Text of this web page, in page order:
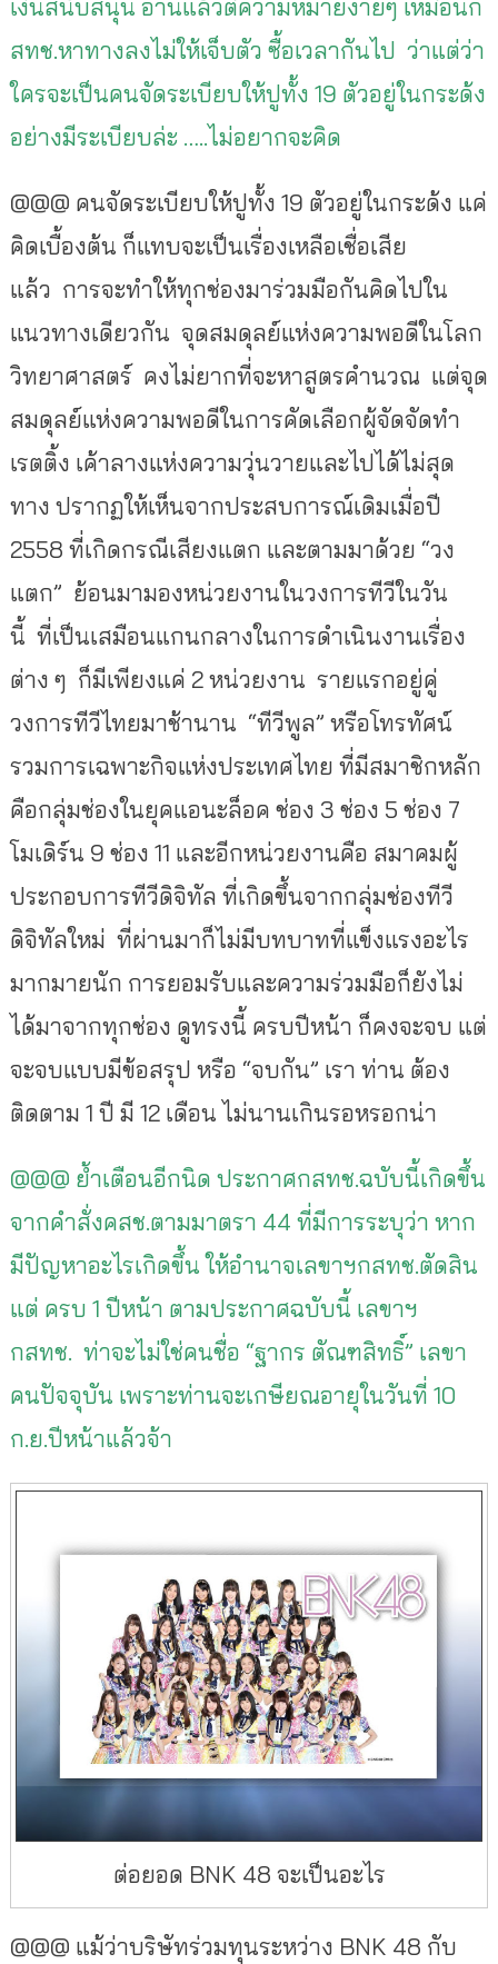
เงินสนับสนุน อ่านแล้วตีความหมายง่ายๆ เหมือนก
สทช.หาทางลงไม่ให้เจ็บตัว ซื้อเวลากันไป ว่าแต่ว่า
ใครจะเป็นคนจัดระเบียบให้ปูทั้ง 19 ตัวอยู่ในกระด้ง
อย่างมีระเบียบล่ะ …..ไม่อยากจะคิด
@@@ คนจัดระเบียบให้ปูทั้ง 19 ตัวอยู่ในกระด้ง แค่
คิดเบื้องต้น ก็แทบจะเป็นเรื่องเหลือเชื่อเสีย
แล้ว การจะทำให้ทุกช่องมาร่วมมือกันคิดไปใน
แนวทางเดียวกัน จุดสมดุลย์แห่งความพอดีในโลก
วิทยาศาสตร์ คงไม่ยากที่จะหาสูตรคำนวณ แต่จุด
สมดุลย์แห่งความพอดีในการคัดเลือกผู้จัดจัดทำ
เรตติ้ง เค้าลางแห่งความวุ่นวายและไปได้ไม่สุด
ทาง ปรากฏให้เห็นจากประสบการณ์เดิมเมื่อปี
2558 ที่เกิดกรณีเสียงแตก และตามมาด้วย “วง
แตก” ย้อนมามองหน่วยงานในวงการทีวีในวัน
นี้ ที่เป็นเสมือนแกนกลางในการดำเนินงานเรื่อง
ต่าง ๆ ก็มีเพียงแค่ 2 หน่วยงาน รายแรกอยู่คู่
วงการทีวีไทยมาช้านาน “ทีวีพูล” หรือโทรทัศน์
รวมการเฉพาะกิจแห่งประเทศไทย ที่มีสมาชิกหลัก
คือกลุ่มช่องในยุคแอนะล็อค ช่อง 3 ช่อง 5 ช่อง 7
โมเดิร์น 9 ช่อง 11 และอีกหน่วยงานคือ สมาคมผู้
ประกอบการทีวีดิจิทัล ที่เกิดขึ้นจากกลุ่มช่องทีวี
ดิจิทัลใหม่ ที่ผ่านมาก็ไม่มีบทบาทที่แข็งแรงอะไร
มากมายนัก การยอมรับและความร่วมมือก็ยังไม่
ได้มาจากทุกช่อง ดูทรงนี้ ครบปีหน้า ก็คงจะจบ แต่
จะจบแบบมีข้อสรุป หรือ “จบกัน” เรา ท่าน ต้อง
ติดตาม 1 ปี มี 12 เดือน ไม่นานเกินรอหรอกน่า
@@@ ย้ำเตือนอีกนิด ประกาศกสทช.ฉบับนี้เกิดขึ้น
จากคำสั่งคสช.ตามมาตรา 44 ที่มีการระบุว่า หาก
มีปัญหาอะไรเกิดขึ้น ให้อำนาจเลขาฯกสทช.ตัดสิน
แต่ ครบ 1 ปีหน้า ตามประกาศฉบับนี้ เลขาฯ
กสทช. ท่าจะไม่ใช่คนชื่อ “ฐากร ตัณฑสิทธิ์” เลขา
คนปัจจุบัน เพราะท่านจะเกษียณอายุในวันที่ 10
ก.ย.ปีหน้าแล้วจ้า
ต่อยอด BNK 48 จะเป็นอะไร
@@@ แม้ว่าบริษัทร่วมทุนระหว่าง BNK 48 กับ